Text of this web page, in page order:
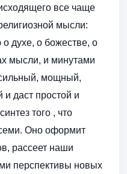
все чаще
мысли:
духе, о божестве, о
мысли, и минутами
сильный, мощный,
и даст простой и
того , что
Оно оформит
рассеет наши
перспективы новых